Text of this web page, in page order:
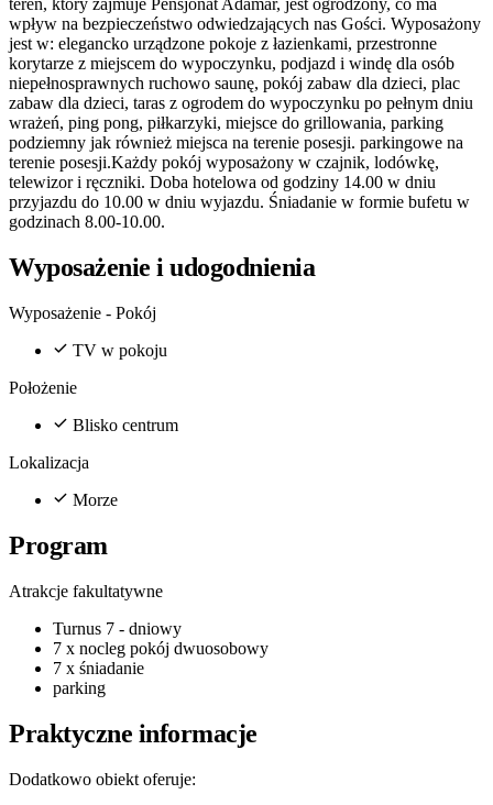
teren, który zajmuje Pensjonat Adamar, jest ogrodzony, co ma
wpływ na bezpieczeństwo odwiedzających nas Gości. Wyposażony
jest w: elegancko urządzone pokoje z łazienkami, przestronne
korytarze z miejscem do wypoczynku, podjazd i windę dla osób
niepełnosprawnych ruchowo saunę, pokój zabaw dla dzieci, plac
zabaw dla dzieci, taras z ogrodem do wypoczynku po pełnym dniu
wrażeń, ping pong, piłkarzyki, miejsce do grillowania, parking
podziemny jak również miejsca na terenie posesji. parkingowe na
terenie posesji.Każdy pokój wyposażony w czajnik, lodówkę,
telewizor i ręczniki. Doba hotelowa od godziny 14.00 w dniu
przyjazdu do 10.00 w dniu wyjazdu. Śniadanie w formie bufetu w
godzinach 8.00-10.00.
Wyposażenie i udogodnienia
Wyposażenie - Pokój
TV w pokoju
Położenie
Blisko centrum
Lokalizacja
Morze
Program
Atrakcje fakultatywne
Turnus 7 - dniowy
7 x nocleg pokój dwuosobowy
7 x śniadanie
parking
Praktyczne informacje
Dodatkowo obiekt oferuje: